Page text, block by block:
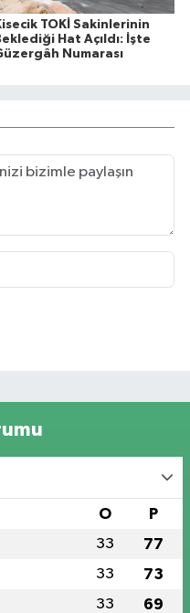
TOKİ Sakinlerinin
Hat Açıldı: İşte
Numarası
O P
33 77
33 73
33 69